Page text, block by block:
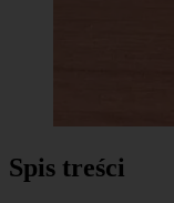
Spis treści